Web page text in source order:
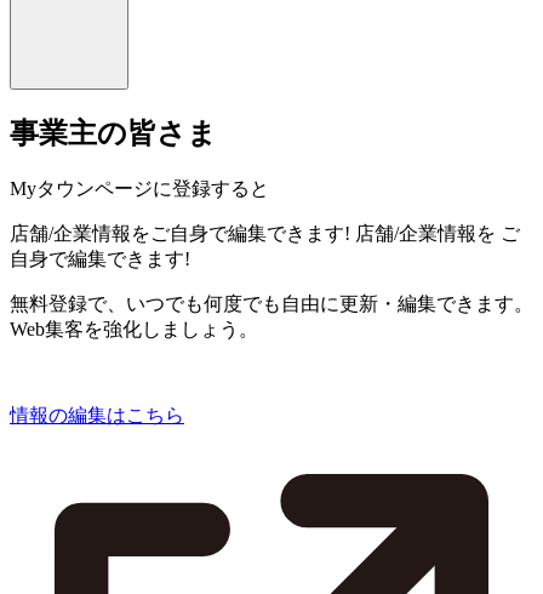
事業主の皆さま
Myタウンページに登録すると
店舗/企業情報をご自身で編集できます! 店舗/企業情報を ご
自身で編集できます!
無料登録で、いつでも何度でも自由に更新・編集できます。
Web集客を強化しましょう。
情報の編集はこちら